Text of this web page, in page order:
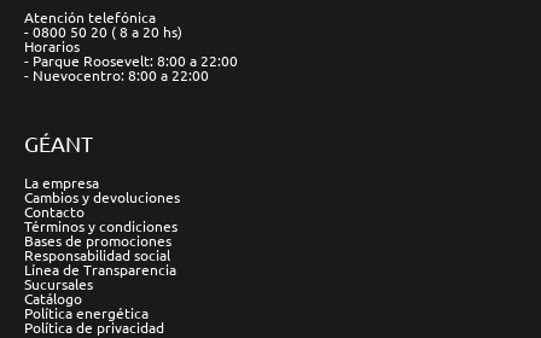
Atención telefónica
- 0800 50 20 ( 8 a 20 hs)
Horarios
- Parque Roosevelt: 8:00 a 22:00
- Nuevocentro: 8:00 a 22:00
GÉANT
La empresa
Cambios y devoluciones
Contacto
Términos y condiciones
Bases de promociones
Responsabilidad social
Línea de Transparencia
Sucursales
Catálogo
Política energética
Política de privacidad